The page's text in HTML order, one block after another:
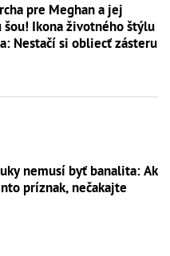
pre Meghan a jej
šou! Ikona životného štýlu
Nestačí si obliecť zásteru
nemusí byť banalita: Ak
príznak, nečakajte